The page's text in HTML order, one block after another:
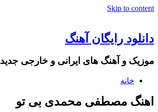
Skip to content
دانلود رایگان آهنگ
موزیک و آهنگ های ایرانی و خارجی جدید
خانه
اهنگ مصطفی محمدی بی تو